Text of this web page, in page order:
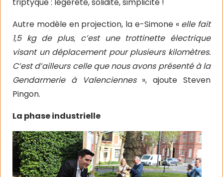
triptyque : légèreté, solidité, simplicité !
Autre modèle en projection, la e-Simone « elle fait
1,5 kg de plus, c’est une trottinette électrique
visant un déplacement pour plusieurs kilomètres.
C’est d’ailleurs celle que nous avons présenté à la
Gendarmerie à Valenciennes », ajoute Steven
Pingon.
La phase industrielle